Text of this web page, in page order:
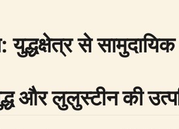
युद्धक्षेत्र से
और लुलुस्टीन की